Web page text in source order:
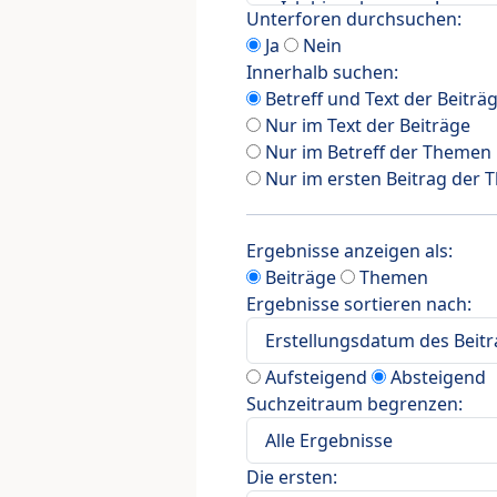
Unterforen durchsuchen:
Ja
Nein
Innerhalb suchen:
Betreff und Text der
Nur im Text der Beiträge
Nur im Betreff der Themen
Nur im ersten Beitrag der
Ergebnisse anzeigen als:
Beiträge
Themen
Ergebnisse sortieren nach:
Aufsteigend
Absteigend
Suchzeitraum begrenzen:
Die ersten: